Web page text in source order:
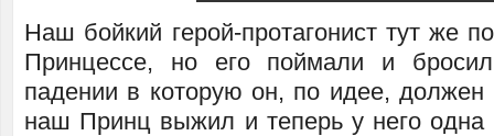
Наш бойкий герой-протагонист тут же
Принцессе, но его поймали и
падении в которую он, по идее,
наш Принц выжил и теперь у него